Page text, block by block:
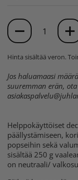
Määrä
Hinta sisältää veron.
Jos haluamaasi
suuremman erän,
Helppokäyttöiset
päällystämiseen,
popseihin sekä
sisältää 250 g
on neutraali/